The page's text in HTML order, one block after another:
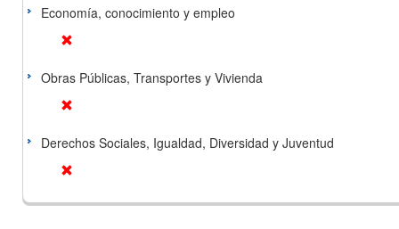
Economía, conocimiento y empleo
Obras Públicas, Transportes y Vivienda
Derechos Sociales, Igualdad, Diversidad y Juventud